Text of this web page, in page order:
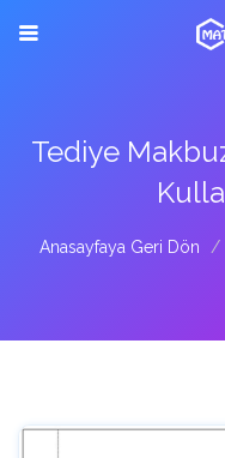
Tediye
Anasayfaya Geri Dön